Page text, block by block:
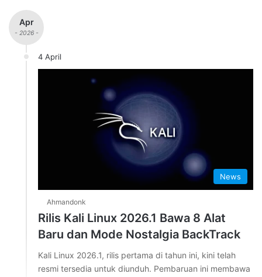
Apr
- 2026 -
4 April
News
Ahmandonk
Rilis Kali Linux 2026.1 Bawa 8 Alat
Baru dan Mode Nostalgia BackTrack
Kali Linux 2026.1, rilis pertama di tahun ini, kini telah
resmi tersedia untuk diunduh. Pembaruan ini membawa